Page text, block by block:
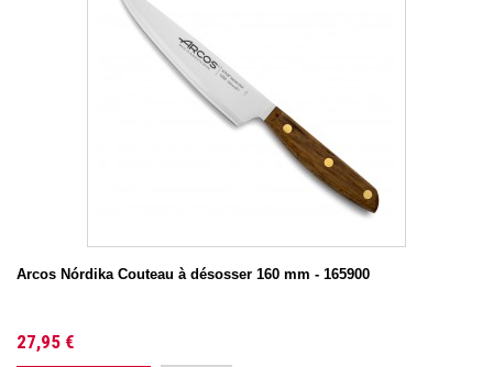
Arcos Nórdika Couteau à désosser 160 mm - 165900
27,95 €